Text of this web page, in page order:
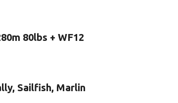
80lbs + WF12
Sailfish, Marlin